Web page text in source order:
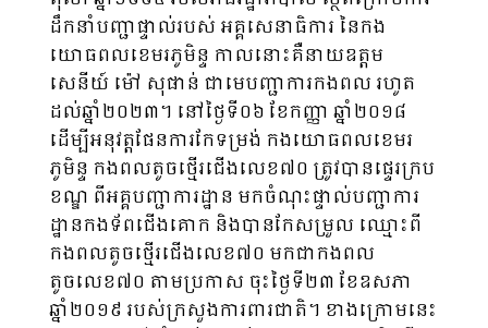
ដឹកនាំបញ្ជាផ្ទាល់របស់ អគ្គសេនាធិការ នៃកង
យោធពលខេមរភូមិន្ទ កាលនោះគឺនាយឧត្ដម
សេនីយ៍ ម៉ៅ សុផាន់ ជាមេបញ្ជាការកងពល រហូត
ដល់ឆ្នាំ២០២៣។ នៅថ្ងៃទី០៦ ខែកញ្ញា ឆ្នាំ២០១៨
ដើម្បីអនុវត្តផែនការកែទម្រង់ កងយោធពលខេមរ
ភូមិន្ទ កងពលតូចថ្មើរជើងលេខ៧០ ត្រូវបានផ្ទេរក្រប
ខណ្ឌ ពីអគ្គបញ្ជាការដ្ឋាន មកចំណុះផ្ទាល់បញ្ជាការ
ដ្ឋានកងទ័ពជើងគោក និងបានកែសម្រួល ឈ្មោះពី
កងពលតូចថ្មើរជើងលេខ៧០ មកជាកងពល
តូចលេខ៧០ តាមប្រកាស ចុះថ្ងៃទី២៣ ខែឧសភា
ឆ្នាំ២០១៩ របស់ក្រសួងការពារជាតិ។ ខាងក្រោមនេះ